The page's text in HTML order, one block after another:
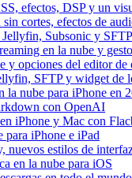
efectos, DSP y un
cortes, efectos de
Subsonic y
en la nube y
y opciones del editor de
SFTP y widget de
la nube para iPhone en
con OpenAI
iPhone y Mac con
para iPhone e iPad
estilos de
en la nube para iOS